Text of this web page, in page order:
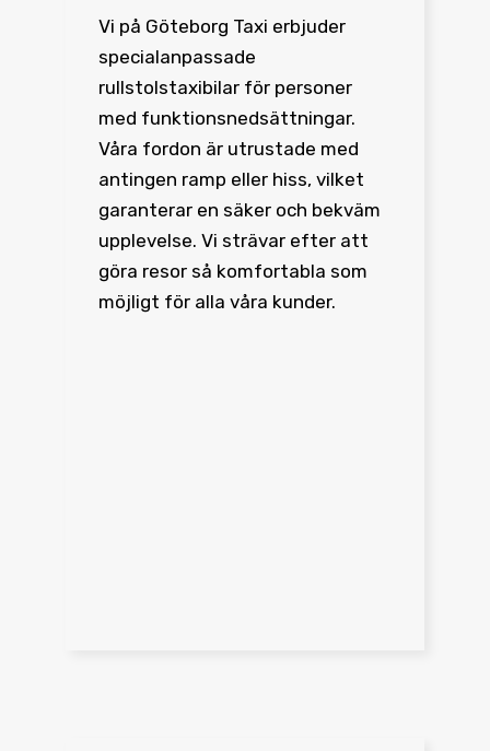
Vi på Göteborg Taxi erbjuder
specialanpassade
rullstolstaxibilar för personer
med funktionsnedsättningar.
Våra fordon är utrustade med
antingen ramp eller hiss, vilket
garanterar en säker och bekväm
upplevelse. Vi strävar efter att
göra resor så komfortabla som
möjligt för alla våra kunder.